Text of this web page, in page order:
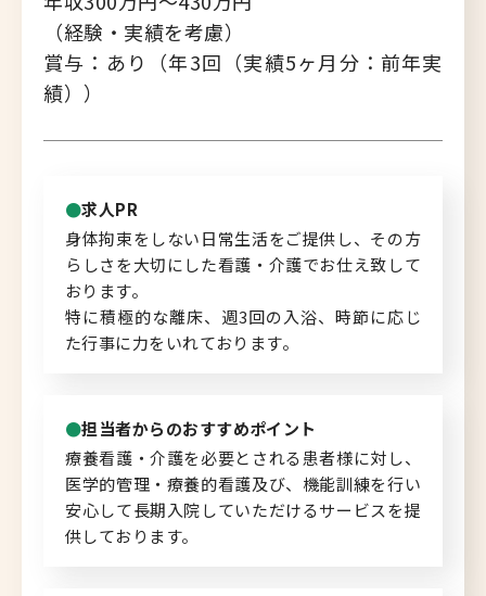
キャリアバンク
コンサルタント紹介
北海道へのU・Iターン向け
転職情報
キャリアマップ
転職と年収のハナシ
転職コラム
ログイン
（経験・実績を考慮）
賞与：あり（年3回（実績5ヶ月分：前年実
績））
求人PR
身体拘束をしない日常生活をご提供し、その方
らしさを大切にした看護・介護でお仕え致して
おります。
特に積極的な離床、週3回の入浴、時節に応じ
た行事に力をいれております。
担当者からのおすすめポイント
療養看護・介護を必要とされる患者様に対し、
医学的管理・療養的看護及び、機能訓練を行い
安心して長期入院していただけるサービスを提
供しております。